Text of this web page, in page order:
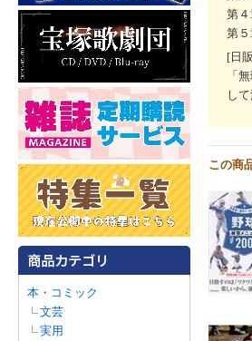
本・コミック
文芸
実用
第
第
[日
「
し
この商